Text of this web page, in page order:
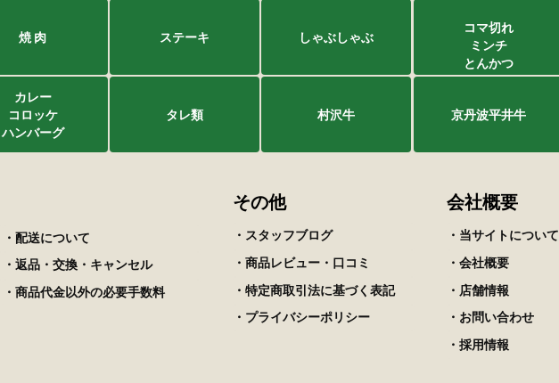
焼 肉 ステーキ しゃぶしゃぶ
コマ切れ
ミンチ
とんかつ
カレー
コロッケ
ハンバーグ
タレ類 村沢牛 京丹波平井牛
・配送について
・返品・交換・キャンセル
・商品代金以外の必要手数料
その他
・スタッフブログ
・商品レビュー・口コミ
・特定商取引法に基づく表記
・プライバシーポリシー
会社概要
・当サイトについて
・会社概要
・店舗情報
・お問い合わせ
・採用情報